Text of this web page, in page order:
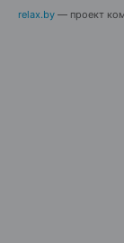
relax.by — проект